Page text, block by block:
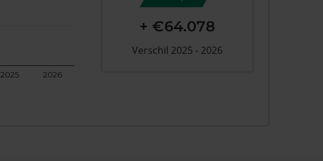
2025 2026
+ €64.078
Verschil 2025 - 2026